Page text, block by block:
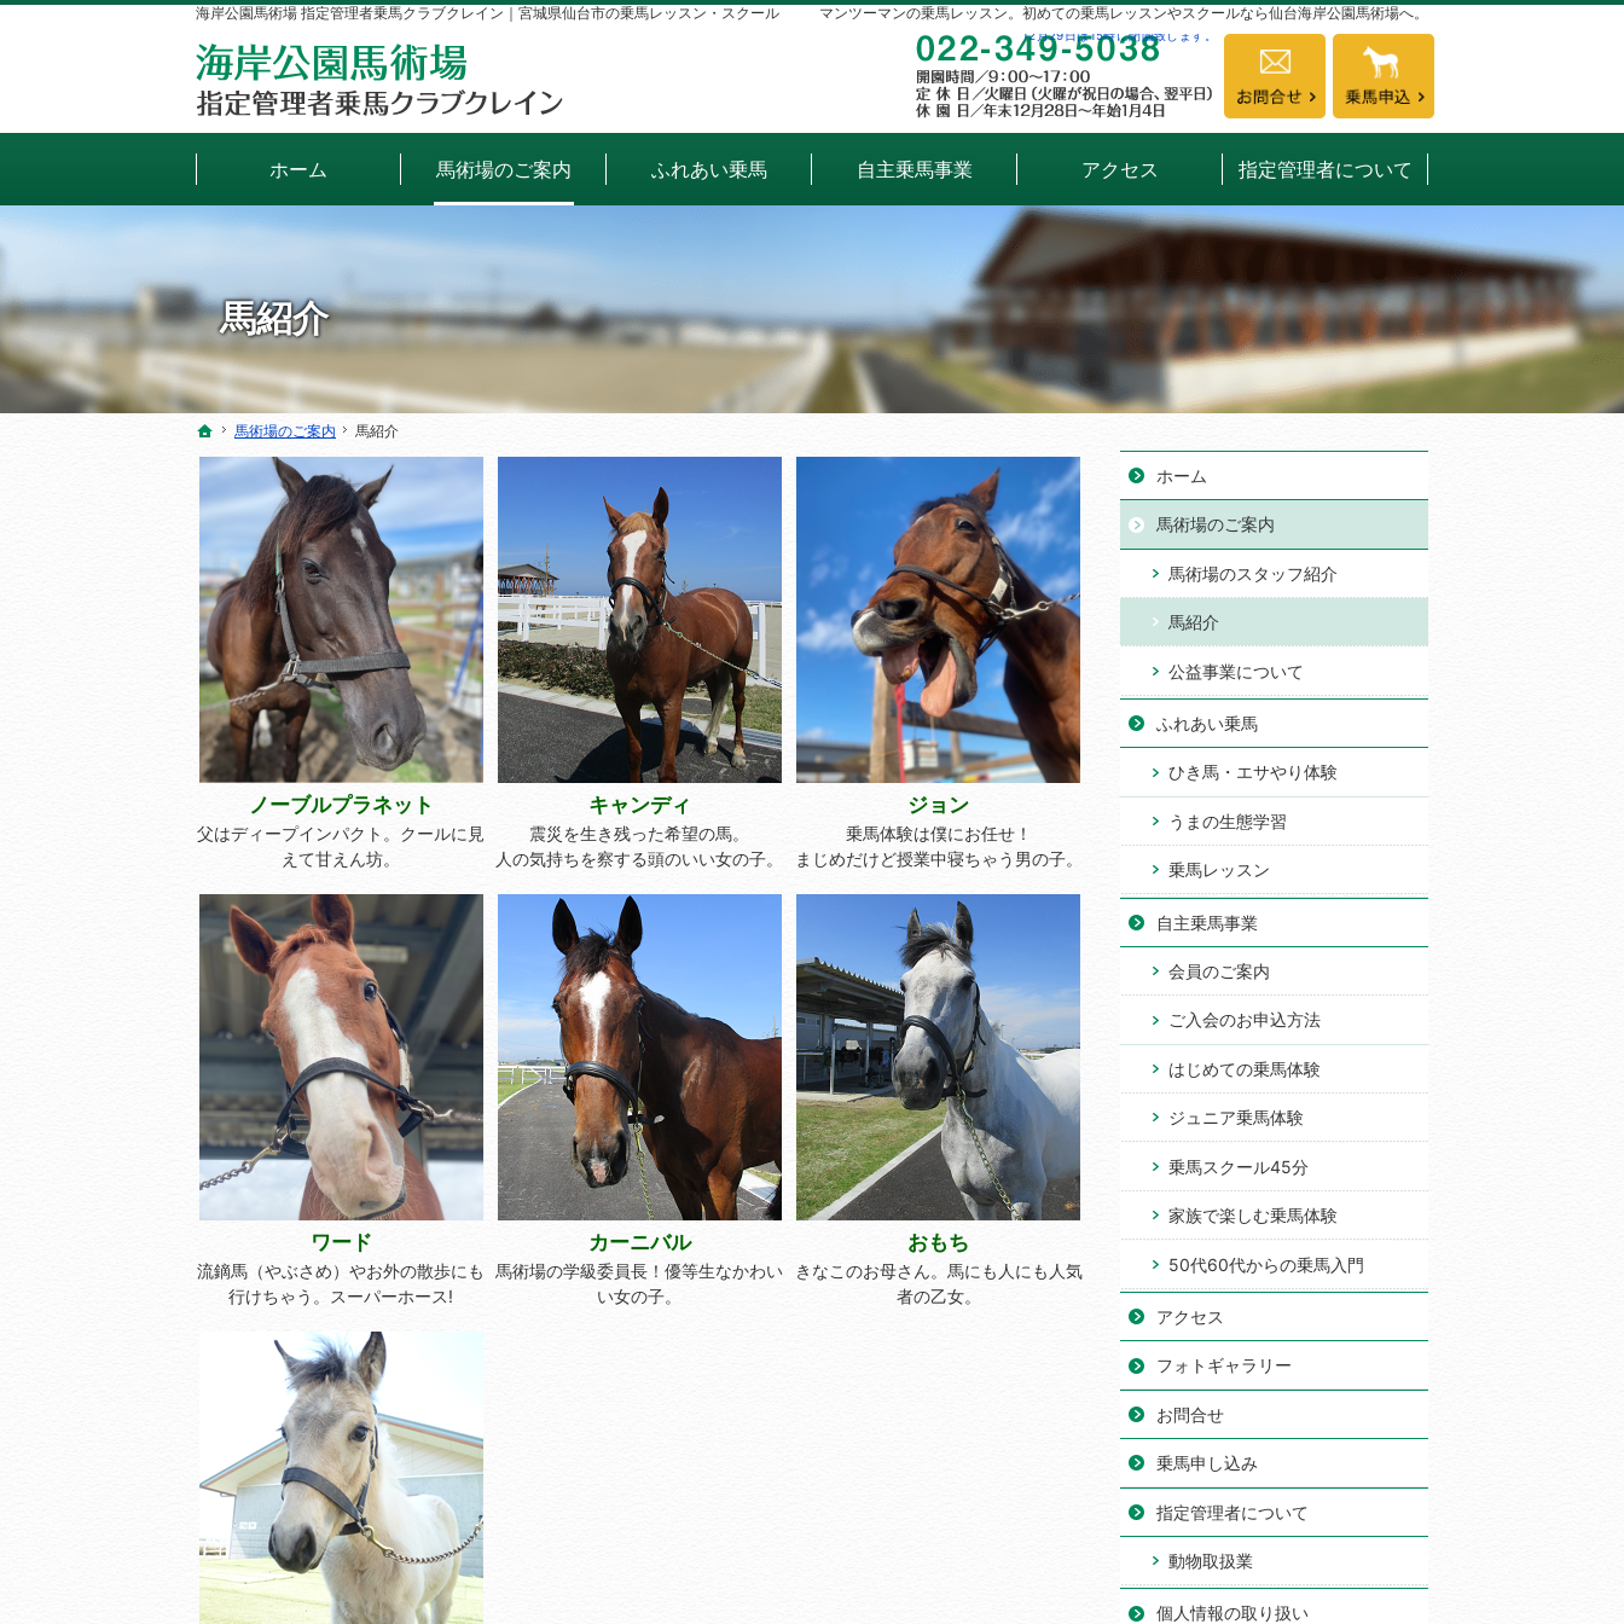
馬紹介
マンツーマンの乗馬レッスン。初めての乗馬レッスンやスクールなら仙台海岸公園馬術場へ。
海岸公園馬術場 指定管理者乗馬クラブクレイン｜宮城県仙台市の乗馬レッスン・スクール
ホーム
馬術場のご案内 馬紹介
ノーブルプラネット
父はディープインパクト。クールに見
えて甘えん坊。
キャンディ
震災を生き残った希望の馬。
人の気持ちを察する頭のいい女の子。
ジョン
乗馬体験は僕にお任せ！
まじめだけど授業中寝ちゃう男の子。
ワード
流鏑馬（やぶさめ）やお外の散歩にも
行けちゃう。スーパーホース!
カーニバル
馬術場の学級委員長！優等生なかわい
い女の子。
おもち
きなこのお母さん。馬にも人にも人気
者の乙女。
ホーム
馬術場のご案内
馬術場のスタッフ紹介
馬紹介
公益事業について
ふれあい乗馬
ひき馬・エサやり体験
うまの生態学習
乗馬レッスン
自主乗馬事業
会員のご案内
ご入会のお申込方法
はじめての乗馬体験
ジュニア乗馬体験
乗馬スクール45分
家族で楽しむ乗馬体験
50代60代からの乗馬入門
アクセス
フォトギャラリー
お問合せ
乗馬申し込み
指定管理者について
動物取扱業
個人情報の取り扱い
ホーム
馬術場のご案内 馬紹介
022-349-5038
開園時間 9:00～17:00 定休日
12月29日は15時に閉園致します。 お問合せ
ホーム 馬術場のご案内 ふれあい乗馬 自主乗馬事業 アクセス 指定管理者について